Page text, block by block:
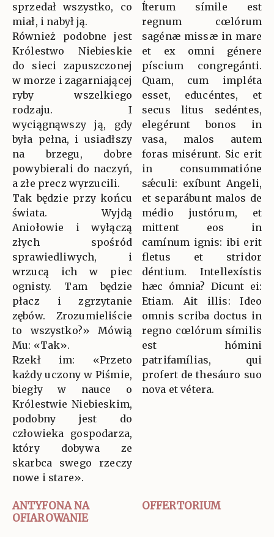
sprzedał wszystko, co
miał, i nabył ją.
Również podobne jest
Królestwo Niebieskie
do sieci zapuszczonej
w morze i zagarniającej
ryby wszelkiego
rodzaju. I
wyciągnąwszy ją, gdy
była pełna, i usiadłszy
na brzegu, dobre
powybierali do naczyń,
a złe precz wyrzucili.
Tak będzie przy końcu
świata. Wyjdą
Aniołowie i wyłączą
złych spośród
sprawiedliwych, i
wrzucą ich w piec
ognisty. Tam będzie
płacz i zgrzytanie
zębów. Zrozumieliście
to wszystko?» Mówią
Mu: «Tak».
Rzekł im: «Przeto
każdy uczony w Piśmie,
biegły w nauce o
Królestwie Niebieskim,
podobny jest do
człowieka gospodarza,
który dobywa ze
skarbca swego rzeczy
nowe i stare».
Íterum símile est
regnum cœlórum
sagénæ missæ in mare
et ex omni génere
píscium congregánti.
Quam, cum impléta
esset, educéntes, et
secus litus sedéntes,
elegérunt bonos in
vasa, malos autem
foras misérunt. Sic erit
in consummatióne
sǽculi: exíbunt Angeli,
et separábunt malos de
médio justórum, et
mittent eos in
camínum ignis: ibi erit
fletus et stridor
déntium. Intellexístis
hæc ómnia? Dicunt ei:
Etiam. Ait illis: Ideo
omnis scriba doctus in
regno cœlórum símilis
est hómini
patrifamílias, qui
profert de thesáuro suo
nova et vétera.
ANTYFONA NA
OFIAROWANIE
OFFERTORIUM